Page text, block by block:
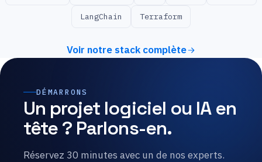
LangChain Terraform
Voir notre stack complète
DÉMARRONS
Un projet logiciel ou IA en
tête ? Parlons-en.
Réservez 30 minutes avec un de nos experts.